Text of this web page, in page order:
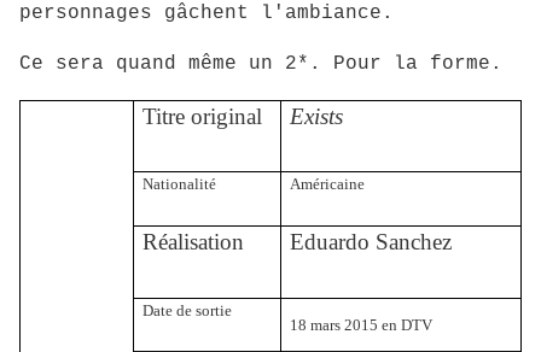
personnages gâchent l'ambiance.
Ce sera quand même un 2*. Pour la forme.
Titre original Exists
Nationalité Américaine
Réalisation Eduardo Sanchez
Date de sortie
18 mars 2015 en DTV